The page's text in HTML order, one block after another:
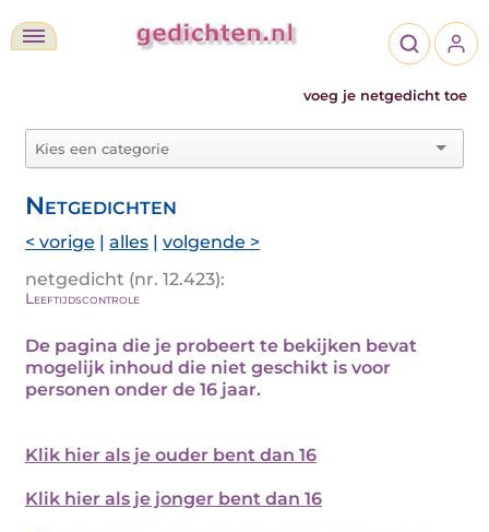
voeg je netgedicht toe
Netgedichten
< vorige | alles | volgende >
netgedicht (nr. 12.423):
Leeftijdscontrole
De pagina die je probeert te bekijken bevat
mogelijk inhoud die niet geschikt is voor
personen onder de 16 jaar.
Klik hier als je ouder bent dan 16
Klik hier als je jonger bent dan 16